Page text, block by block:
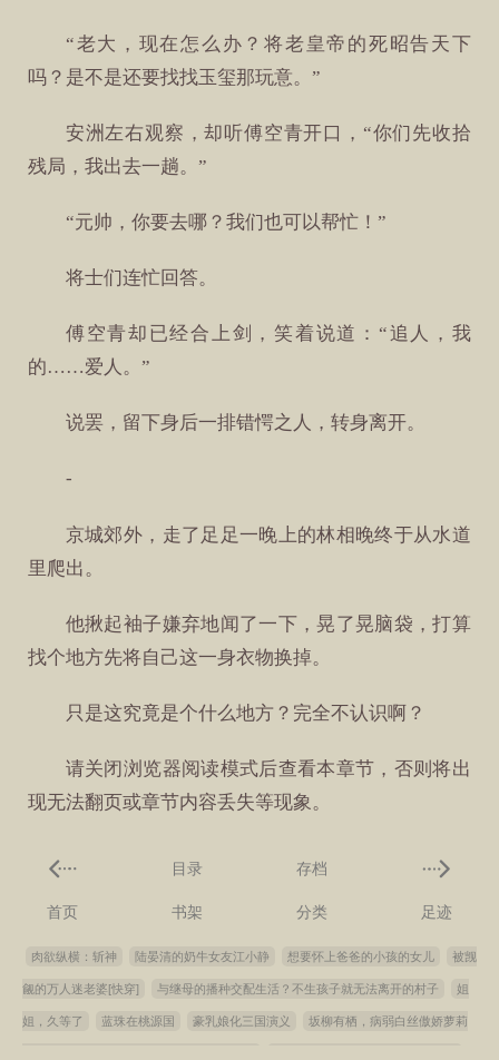
“老大，现在怎么办？将老皇帝的死昭告天下
吗？是不是还要找找玉玺那玩意。”
安洲左右观察，却听傅空青开口，“你们先收拾
残局，我出去一趟。”
“元帅，你要去哪？我们也可以帮忙！”
将士们连忙回答。
傅空青却已经合上剑，笑着说道：“追人，我
的……爱人。”
说罢，留下身后一排错愕之人，转身离开。
-
京城郊外，走了足足一晚上的林相晚终于从水道
里爬出。
他揪起袖子嫌弃地闻了一下，晃了晃脑袋，打算
找个地方先将自己这一身衣物换掉。
只是这究竟是个什么地方？完全不认识啊？
请关闭浏览器阅读模式后查看本章节，否则将出
现无法翻页或章节内容丢失等现象。
目录 存档
首页 书架 分类 足迹
肉欲纵横：斩神 陆晏清的奶牛女友江小静 想要怀上爸爸的小孩的女儿 被觊
觎的万人迷老婆[快穿] 与继母的播种交配生活？不生孩子就无法离开的村子 姐
姐，久等了 蓝珠在桃源国 豪乳娘化三国演义 坂柳有栖，病弱白丝傲娇萝莉